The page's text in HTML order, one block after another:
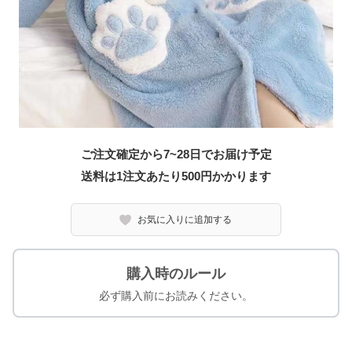
ご注文確定から7~28日でお届け予定
送料は1注文あたり500円かかります
お気に入りに追加する
購入時のルール
必ず購入前にお読みください。